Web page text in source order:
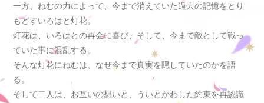
一方、ねむの力によって、今まで消えていた過去の記憶をとり
もどすいろはと灯花。
灯花は、いろはとの再会に喜び、そして、今まで敵として戦っ
ていた事に混乱する。
そんな灯花にねむは、なぜ今まで真実を隠していたのかを語
る。
そして二人は、お互いの想いと、ういとかわした約束を再認識